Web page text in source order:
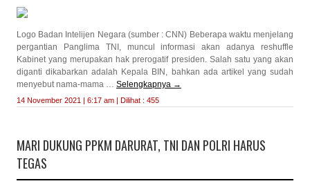
Logo Badan Intelijen Negara (sumber : CNN) Beberapa waktu menjelang
pergantian Panglima TNI, muncul informasi akan adanya reshuffle
Kabinet yang merupakan hak prerogatif presiden. Salah satu yang akan
diganti dikabarkan adalah Kepala BIN, bahkan ada artikel yang sudah
menyebut nama-mama … Selengkapnya →
14 November 2021 | 6:17 am | Dilihat : 455
MARI DUKUNG PPKM DARURAT, TNI DAN POLRI HARUS
TEGAS